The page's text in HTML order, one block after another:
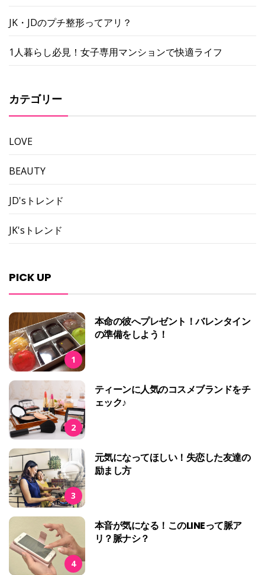
JK・JDのプチ整形ってアリ？
1人暮らし必見！女子専用マンションで快適ライフ
カテゴリー
LOVE
BEAUTY
JD'sトレンド
JK'sトレンド
PICK UP
1
本命の彼へプレゼント！バレンタイン
の準備をしよう！
2
ティーンに人気のコスメブランドをチ
ェック♪
3
元気になってほしい！失恋した友達の
励まし方
4
本音が気になる！このLINEって脈ア
リ？脈ナシ？